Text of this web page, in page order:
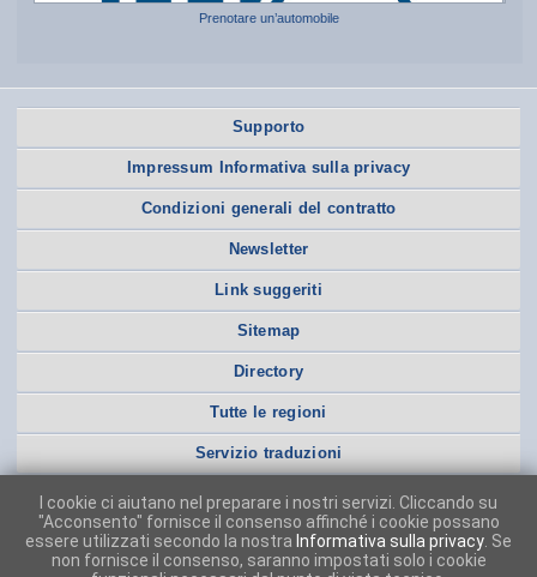
Prenotare un’automobile
Supporto
Impressum Informativa sulla privacy
Condizioni generali del contratto
Newsletter
Link suggeriti
Sitemap
Directory
Tutte le regioni
Servizio traduzioni
I cookie ci aiutano nel preparare i nostri servizi. Cliccando su
"Acconsento" fornisce il consenso affinché i cookie possano
essere utilizzati secondo la nostra Informativa sulla privacy . Se
non fornisce il consenso, saranno impostati solo i cookie